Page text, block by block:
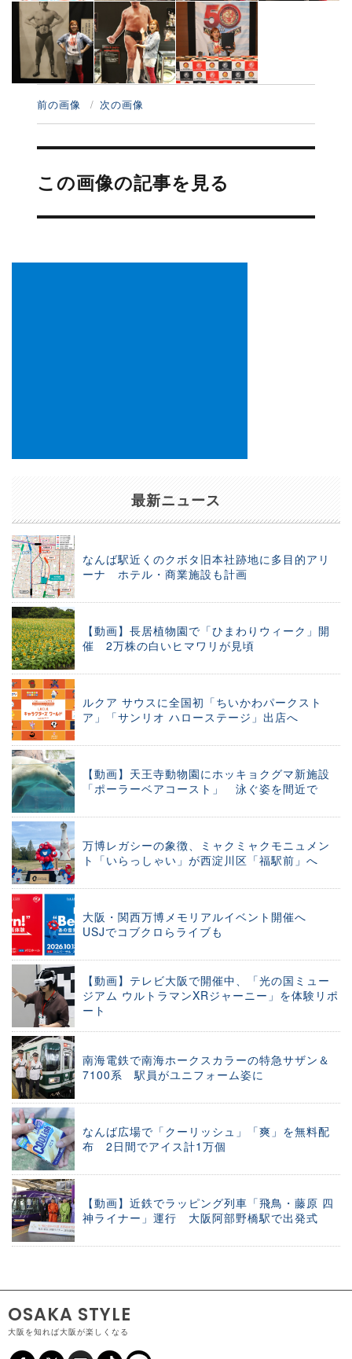
前の画像 次の画像
投
ナ
ビ
ー
この画像の記事を見る
最新ニュース
なんば駅近くのクボタ旧本社跡地に多目的アリ
ーナ ホテル・商業施設も計画
【動画】長居植物園で「ひまわりウィーク」開
催 2万株の白いヒマワリが見頃
ルクア サウスに全国初「ちいかわパークスト
ア」「サンリオ ハローステージ」出店へ
【動画】天王寺動物園にホッキョクグマ新施設
「ポーラーベアコースト」 泳ぐ姿を間近で
万博レガシーの象徴、ミャクミャクモニュメン
ト「いらっしゃい」が西淀川区「福駅前」へ
大阪・関西万博メモリアルイベント開催へ
USJでコブクロらライブも
【動画】テレビ大阪で開催中、「光の国ミュー
ジアム ウルトラマンXRジャーニー」を体験リポ
ート
南海電鉄で南海ホークスカラーの特急サザン＆
7100系 駅員がユニフォーム姿に
なんば広場で「クーリッシュ」「爽」を無料配
布 2日間でアイス計1万個
【動画】近鉄でラッピング列車「飛鳥・藤原 四
神ライナー」運行 大阪阿部野橋駅で出発式
OSAKA STYLE
大阪を知れば大阪が楽しくなる